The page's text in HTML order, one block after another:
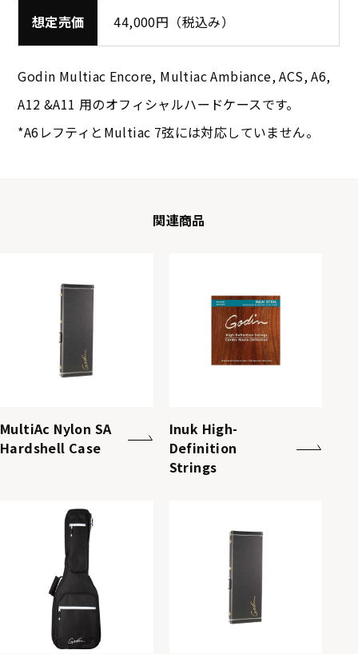
想定売価 44,000円（税込み）
Godin Multiac Encore, Multiac Ambiance, ACS, A6,
A12 &A11 用のオフィシャルハードケースです。
*A6レフティとMultiac 7弦には対応していません。
関連商品
MultiAc Nylon SA
Hardshell Case
Inuk High-
Definition
Strings